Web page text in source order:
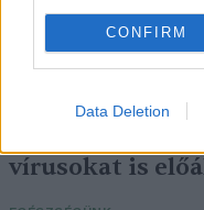
CONFIRM
Data Deletion
vírusokat is